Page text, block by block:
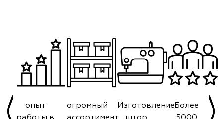
опыт
огромный
ИзготовлениеБолее